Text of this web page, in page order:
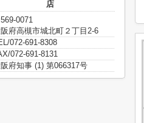
店
0071
府高槻市城北町２丁目2-6
072-691-8308
072-691-8131
府知事 (1) 第066317号